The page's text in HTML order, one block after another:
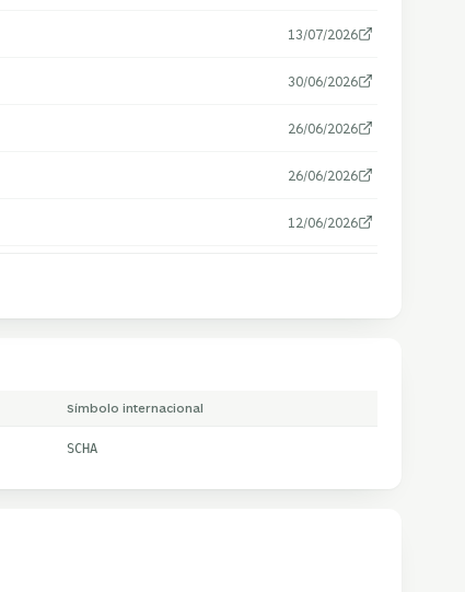
13/07/2026
30/06/2026
26/06/2026
26/06/2026
12/06/2026
Símbolo internacional
SCHA